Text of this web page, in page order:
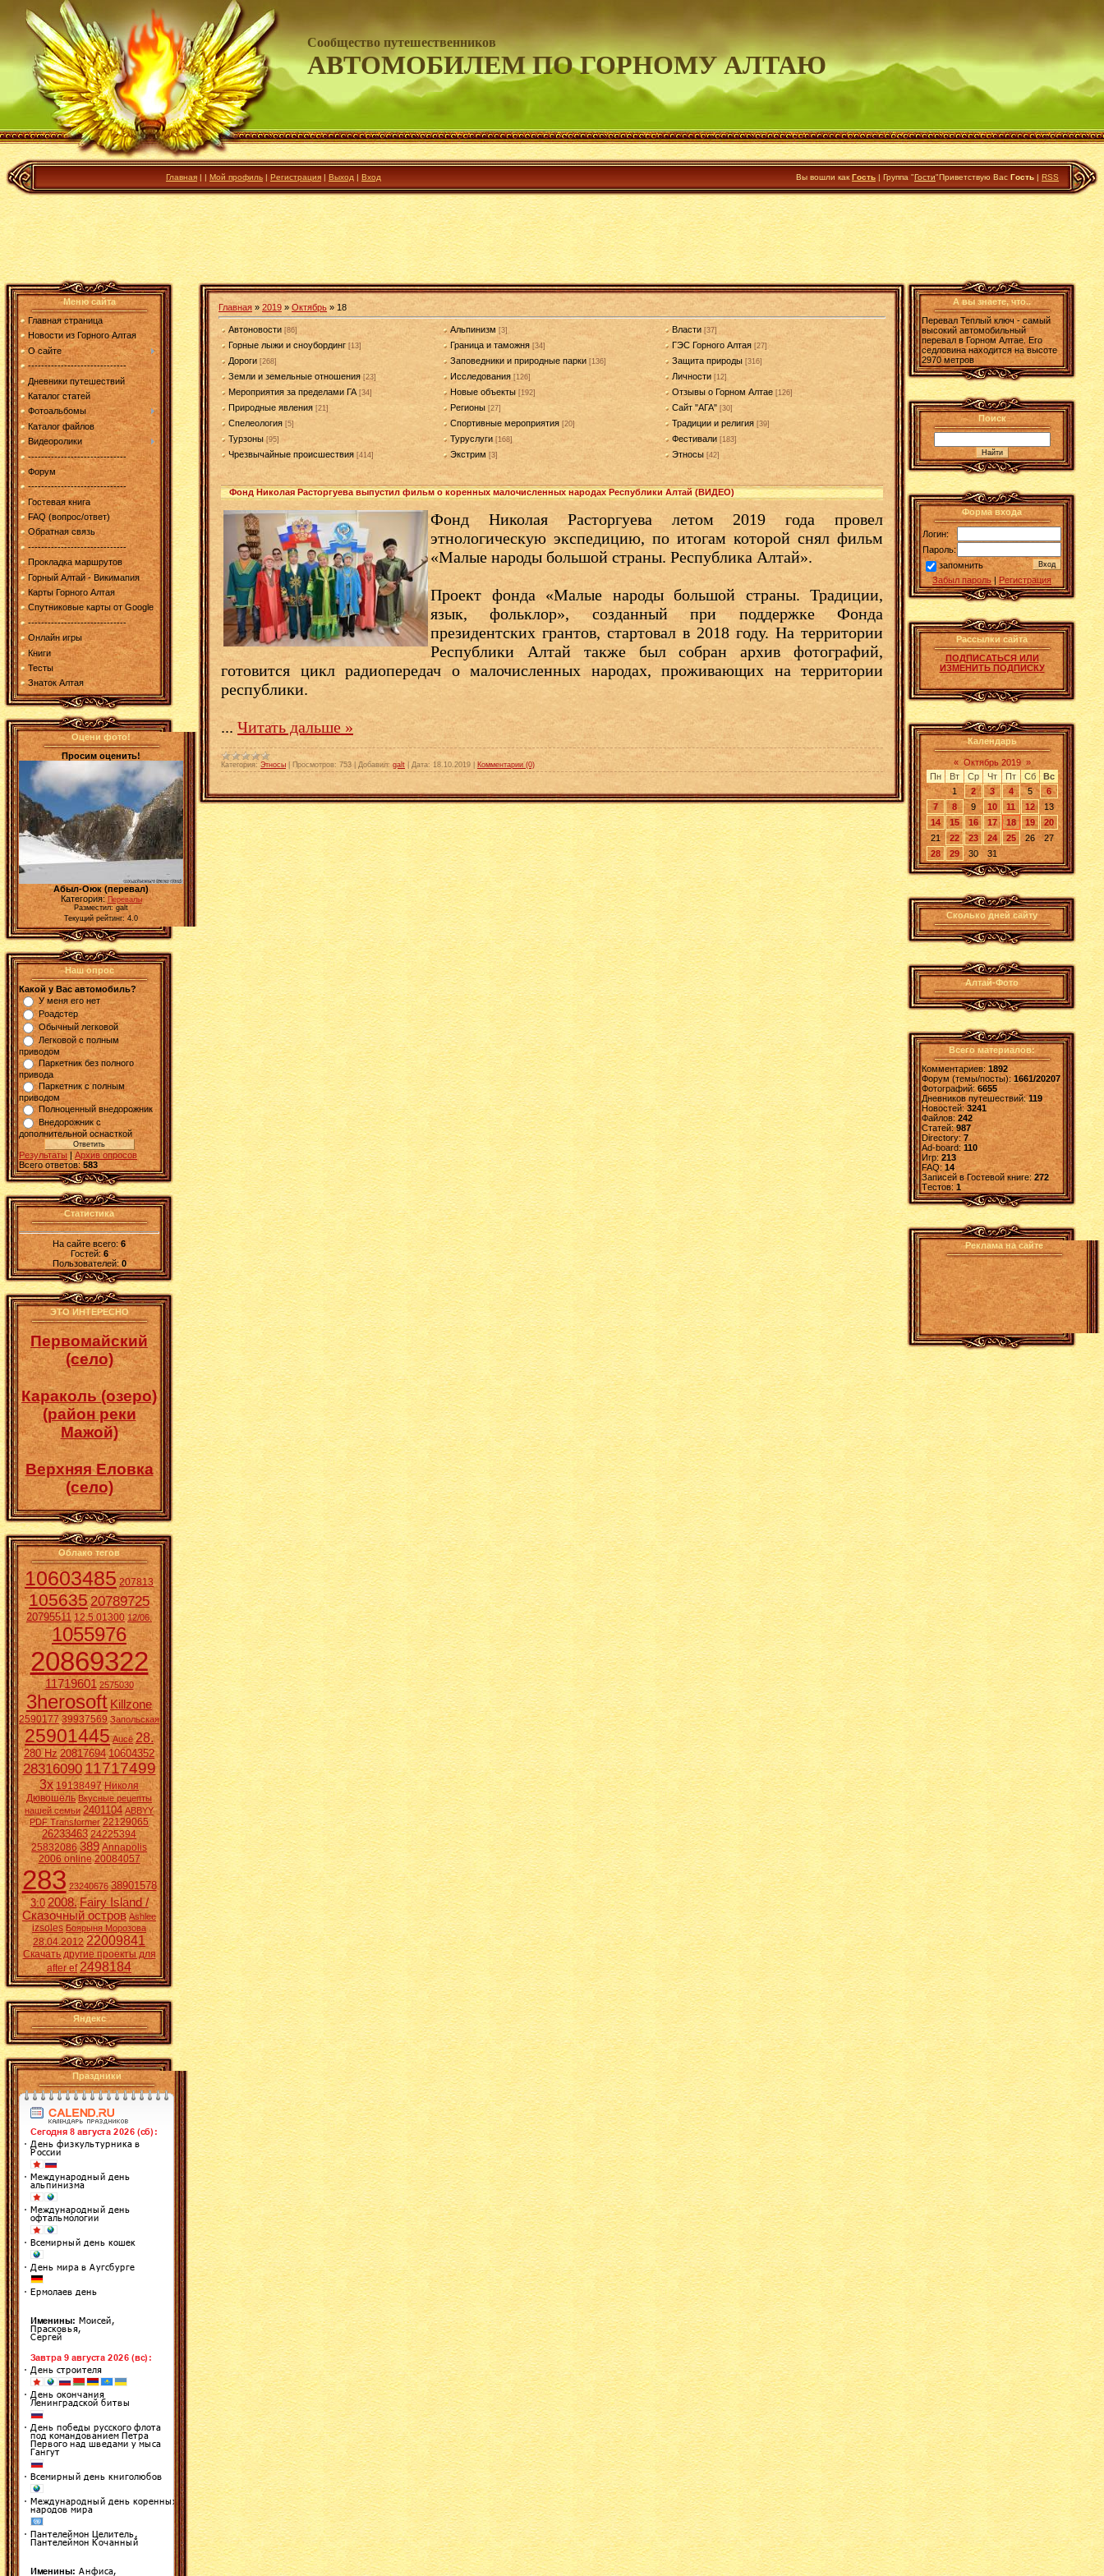
Сообщество путешественников
АВТОМОБИЛЕМ ПО ГОРНОМУ АЛТАЮ
Главная | | Мой профиль | Регистрация | Выход | Вход Вы вошли как Гость | Группа "Гости"Приветствую Вас Гость | RSS
Меню сайта
Главная страница
Новости из Горного Алтая
О сайте
------------------------------
Дневники путешествий
Каталог статей
Фотоальбомы
Каталог файлов
Видеоролики
------------------------------
Форум
------------------------------
Гостевая книга
FAQ (вопрос/ответ)
Обратная связь
------------------------------
Прокладка маршрутов
Горный Алтай - Викимапия
Карты Горного Алтая
Спутниковые карты от Google
------------------------------
Онлайн игры
Книги
Тесты
Знаток Алтая
Оцени фото!
Просим оценить!
Абыл-Оюк (перевал)
Категория: Перевалы
Разместил: galt
Текущий рейтинг: 4.0
Наш опрос
Какой у Вас автомобиль?
У меня его нет
Роадстер
Обычный легковой
Легковой с полным
приводом
Паркетник без полного
привода
Паркетник с полным
приводом
Полноценный внедорожник
Внедорожник с
дополнительной оснасткой
Результаты |Архив опросов
Всего ответов:583
Статистика
На сайте всего:6
Гостей:6
Пользователей: 0
ЭТО ИНТЕРЕСНО
Первомайский
(село)
Караколь (озеро)
(район реки
Мажой)
Верхняя Еловка
(село)
Облако тегов
10603485 207813
10563520789725
20795511 12.5.01300 12/06.
1055976
20869322
11719601 2575030
3herosoft Killzone
2590177 39937569 Запольская
25901445 Aucē 28.
280 Hz 20817694 10604352
2831609011717499
3x 19138497 Николя
Дювошель Вкусные рецепты
нашей семьи 2401104 ABBYY
PDF Transformer 22129065
26233463 24225394
25832086 389 Annapolis
2006 online 20084057
283 23240676 38901578
3:0 2008. Fairy Island /
Сказочный остров Ashlee
izsoles Боярыня Морозова
28.04.2012 22009841
Скачать другие проекты для
after ef 2498184
Яндекс
Праздники
Главная » 2019 » Октябрь » 18
Автоновости [86] Альпинизм [3] Власти [37]
Горные лыжи и сноубординг [13] Граница и таможня [34] ГЭС Горного Алтая [27]
Дороги [268] Заповедники и природные парки [136] Защита природы [316]
Земли и земельные отношения [23] Исследования [126] Личности [12]
Мероприятия за пределами ГА [34] Новые объекты [192] Отзывы о Горном Алтае [126]
Природные явления [21] Регионы [27] Сайт "АГА" [30]
Спелеология [5] Спортивные мероприятия [20] Традиции и религия [39]
Турзоны [95] Туруслуги [168] Фестивали [183]
Чрезвычайные происшествия [414] Экстрим [3] Этносы [42]
Фонд Николая Расторгуева выпустил фильм о коренных малочисленных народах Республики Алтай (ВИДЕО)
Фонд Николая Расторгуева летом 2019 года провел
этнологическую экспедицию, по итогам которой снял фильм
«Малые народы большой страны. Республика Алтай».
Проект фонда «Малые народы большой страны. Традиции,
язык, фольклор», созданный при поддержке Фонда
президентских грантов, стартовал в 2018 году. На территории
Республики Алтай также был собран архив фотографий,
готовится цикл радиопередач о малочисленных народах, проживающих на территории
республики.
...Читать дальше »
Категория: Этносы Просмотров: 753 Добавил: galt Дата: 18.10.2019 Комментарии (0)
А вы знаете, что..
Перевал Теплый ключ - самый
высокий автомобильный
перевал в Горном Алтае. Его
седловина находится на высоте
2970 метров
Поиск
Форма входа
Логин:
Пароль:
запомнить
Забыл пароль | Регистрация
Рассылки сайта
ПОДПИСАТЬСЯ ИЛИ
ИЗМЕНИТЬ ПОДПИСКУ
Календарь
« Октябрь 2019 »
Пн
Вт Ср Чт Пт Сб
Вс
1
2 3 4 5
6
7
8 9 10 11 12
13
14
15 16 17 18 19
20
21
22 23 24 25 26
27
28
29 30 31
Сколько дней сайту
Алтай-Фото
Всего материалов:
Комментариев: 1892
Форум (темы/посты):1661/20207
Фотографий:6655
Дневников путешествий:119
Новостей:3241
Файлов: 242
Статей:987
Directory: 7
Ad-board:110
Игр: 213
FAQ:14
Записей в Гостевой книге:272
Tестов: 1
Реклама на сайте